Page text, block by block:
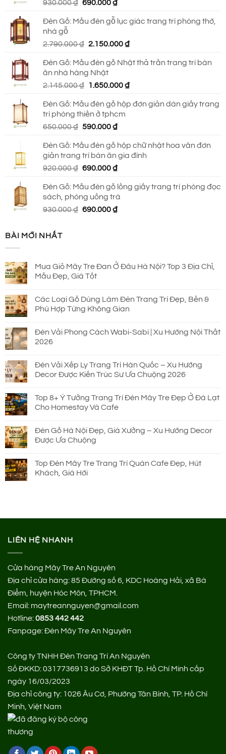
750.000 ₫.
930.000₫ Giá
là:
690.000₫Giá
tại
690.000 ₫.
Đèn Gỗ: Mẫu đèn gỗ lục giác trang trí phòng thờ,
nhà gỗ
2.790.000₫ Giá
là:
2.790.000 ₫.
2.150.000₫Giá
tại
2.150.000 ₫.
Đèn Gỗ: Mẫu đèn gỗ Nhật thả trần trang trí bàn
ăn nhà hàng Nhật
2.145.000₫
Giá
là:
2.145.000 ₫.
1.650.000₫Giá
tại
Đèn Gỗ: Mẫu đèn gỗ hộp đơn giản dán giấy trang
trí phòng thiền ở tphcm
650.000₫ Giá
là:
650.000 ₫.
590.000₫Giá
tại
là:
590.000 ₫.
Đèn Gỗ: Mẫu đèn gỗ hộp chữ nhật hoa văn đơn
giản trang trí bàn ăn gia đình
920.000₫ Giá
là:
920.000 ₫.
690.000₫Giá
tại
là:
690.000 ₫.
Đèn Gỗ: Mẫu đèn gỗ lồng giấy trang trí phòng đọc
sách, phòng uống trà
930.000₫ Giá
690.000₫Giá
BÀI MỚI NHẤT
Mua Giỏ Mây Tre Đan Ở Đâu Hà Nội? Top 3 Địa Chỉ,
Mẫu Đẹp, Giá Tốt
Các Loại Gỗ Dùng Làm Đèn Trang Trí Đẹp, Bền &
Phù Hợp Từng Không Gian
Đèn Vải Phong Cách Wabi-Sabi | Xu Hướng Nội Thất
2026
Đèn Vải Xếp Ly Trang Trí Hàn Quốc – Xu Hướng
Decor Được Kiến Trúc Sư Ưa Chuộng 2026
Top 8+ Ý Tưởng Trang Trí Đèn Mây Tre Đẹp Ở Đà Lạt
Cho Homestay Và Cafe
Đèn Gỗ Hà Nội Đẹp, Giá Xưởng – Xu Hướng Decor
Được Ưa Chuộng
Top Đèn Mây Tre Trang Trí Quán Cafe Đẹp, Hút
Khách, Giá Hời
LIÊN HỆ NHANH
Cửa hàng Mây Tre An Nguyên
Địa chỉ cửa hàng:85 Đường số 6, KDC Hoàng Hải, xã Bà
Điểm, huyện Hóc Môn, TPHCM.
Email: maytreannguyen@gmail.com
Hotline:0853 442 442
Fanpage:Đèn Mây Tre An Nguyên
Công ty TNHH Đèn Trang Trí An Nguyên
Số ĐKKD: 0317736913 do Sở KHĐT Tp. Hồ Chí Minh cấp
ngày 16/03/2023
Địa chỉ công ty: 1026 Âu Cơ, Phường Tân Bình, TP. Hồ Chí
Minh, Việt Nam